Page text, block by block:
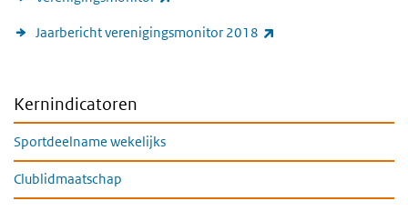
Jaarbericht verenigingsmonitor 2018
Kernindicatoren
Sportdeelname wekelijks
Clublidmaatschap